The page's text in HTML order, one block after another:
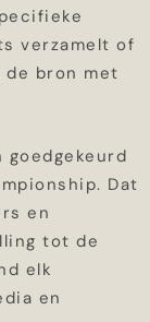
verzamelt of
bron met
Dat
en
tot de
elk
en